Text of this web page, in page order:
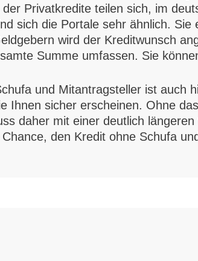
Privatkredite teilen sich, im
sich die Portale sehr ähnlich.
wird der Kreditwunsch
Summe umfassen. Sie
und Mitantragsteller ist auch
Ihnen sicher erscheinen. Ohne
daher mit einer deutlich
den Kredit ohne Schufa